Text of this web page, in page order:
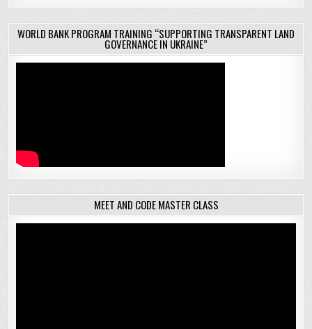
WORLD BANK PROGRAM TRAINING “SUPPORTING TRANSPARENT LAND
GOVERNANCE IN UKRAINE”
MEET AND CODE MASTER CLASS